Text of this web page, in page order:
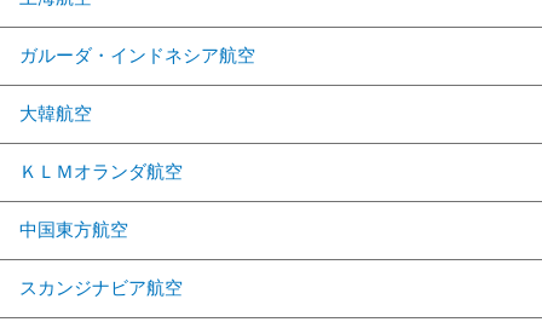
ガルーダ・インドネシア航空
大韓航空
ＫＬＭオランダ航空
中国東方航空
スカンジナビア航空